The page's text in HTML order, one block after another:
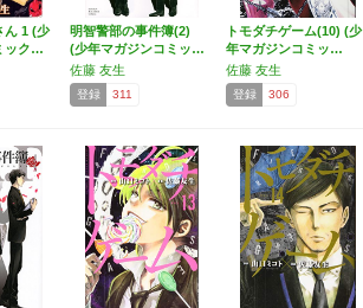
ん 1 (少
ック…
明智警部の事件簿(2)
(少年マガジンコミッ…
佐藤 友生
登録 311
トモダチゲーム(10) (少
年マガジンコミッ…
佐藤 友生
登録 306